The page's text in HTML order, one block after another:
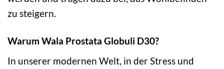
zu steigern.
Warum Wala Prostata Globuli D30?
In unserer modernen Welt, in der Stress und